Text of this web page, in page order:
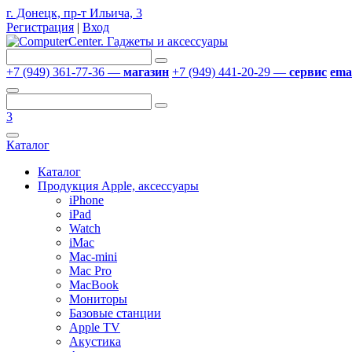
г. Донецк, пр-т Ильича, 3
Регистрация | Вход
+7 (949) 361-77-36 — магазин +7 (949) 441-20-29 — сервис
3
Каталог
Каталог
Продукция Apple, аксессуары
iPhone
iPad
Watch
iMac
Mac-mini
Mac Pro
MacBook
Мониторы
Базовые станции
Apple TV
Акустика